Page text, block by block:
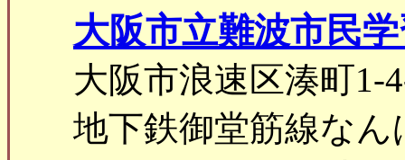
大阪市立難波市民
大阪市浪速区湊町1-
地下鉄御堂筋線な